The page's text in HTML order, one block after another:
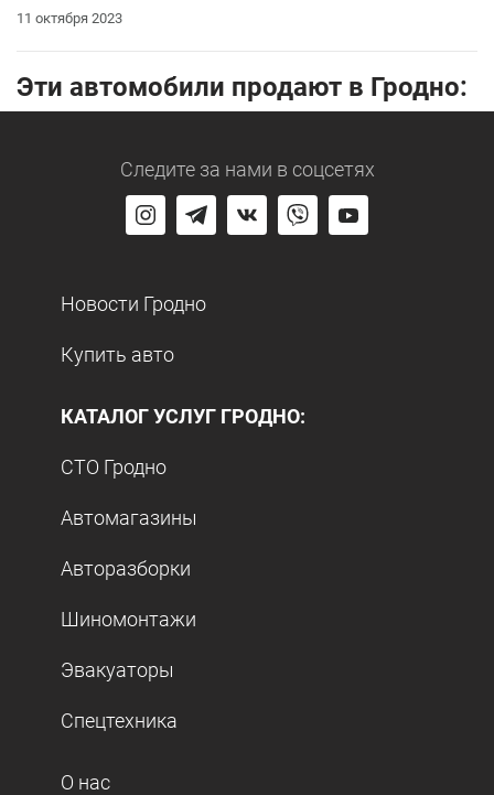
11 октября 2023
Эти автомобили продают в Гродно:
Следите за нами в соцсетях
Новости Гродно
Купить авто
КАТАЛОГ УСЛУГ ГРОДНО:
СТО Гродно
Автомагазины
Авторазборки
Шиномонтажи
Эвакуаторы
Спецтехника
О нас